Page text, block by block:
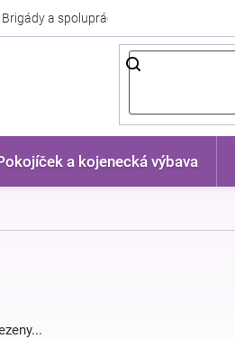
Brigády a spolupráce
a kojenecká výbava